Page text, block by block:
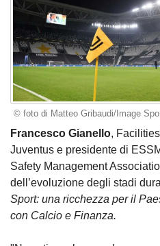
© foto di Matteo Gribaudi/Image
Francesco Gianello,
Juventus e presidente di
Safety Management
dell’evoluzione degli stadi
Sport: una ricchezza per il
con Calcio e Finanza.